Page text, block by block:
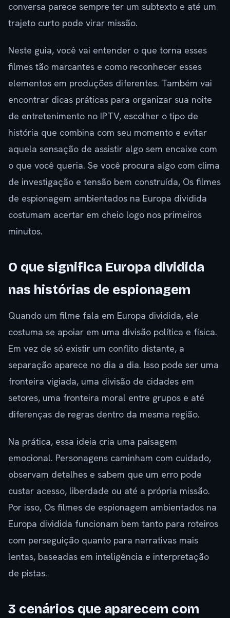
conversa parece sempre ter um subtexto e até um
trajeto curto pode virar missão.
Neste guia, você vai entender o que torna esses
filmes tão marcantes e como reconhecer esses
elementos em produções diferentes. Também vai
encontrar dicas práticas para organizar sua noite
de entretenimento no IPTV, escolher o tipo de
história que combina com seu momento e evitar
aquela sensação de assistir algo sem encaixe com
o que você queria. Se você procura algo com clima
de investigação e tensão bem construída, Os filmes
de espionagem ambientados na Europa dividida
costumam acertar em cheio logo nos primeiros
minutos.
O que significa Europa dividida
nas histórias de espionagem
Quando um filme fala em Europa dividida, ele
costuma se apoiar em uma divisão política e física.
Em vez de só existir um conflito distante, a
separação aparece no dia a dia. Isso pode ser uma
fronteira vigiada, uma divisão de cidades em
setores, uma fronteira moral entre grupos e até
diferenças de regras dentro da mesma região.
Na prática, essa ideia cria uma paisagem
emocional. Personagens caminham com cuidado,
observam detalhes e sabem que um erro pode
custar acesso, liberdade ou até a própria missão.
Por isso, Os filmes de espionagem ambientados na
Europa dividida funcionam bem tanto para roteiros
com perseguição quanto para narrativas mais
lentas, baseadas em inteligência e interpretação
de pistas.
3 cenários que aparecem com